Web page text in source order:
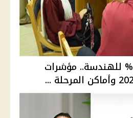
92.8% للطب و87.9% للهندسة.. مؤشرات